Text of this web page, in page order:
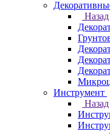
Назад
Инструмент
Назад